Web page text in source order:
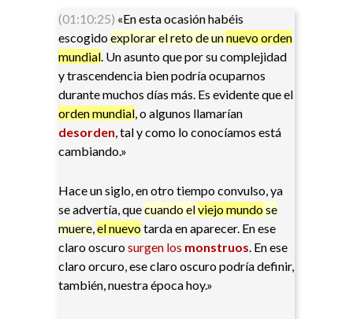
(01:10:25) «En esta ocasión habéis
escogidoexplorar el reto de unnuevo orden
mundial. Un asunto que por su complejidad
y trascendencia bien podría ocuparnos
durante muchos días más. Es evidente que el
orden mundial, o algunos llamarían
desorden, tal y como lo conocíamos está
cambiando.»
Hace un siglo, en otro tiempo convulso, ya
se advertía, quecuando elviejo mundose
muere,el nuevotarda en aparecer. En ese
claro oscurosurgen los monstruos. En ese
claro orcuro, ese claro oscuro podría definir,
también, nuestra época hoy.»